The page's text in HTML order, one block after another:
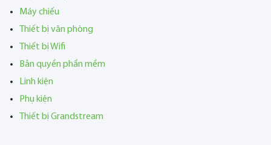
Máy chiếu
Thiết bị văn phòng
Thiết bị Wifi
Bản quyền phần mềm
Linh kiện
Phụ kiện
Thiết bị Grandstream